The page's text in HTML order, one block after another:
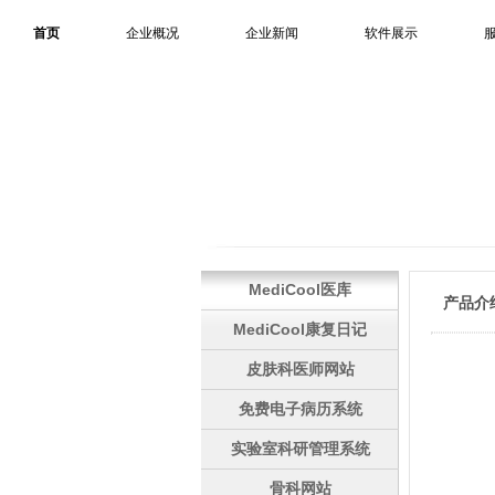
首页 企业概况 企业新闻 软件展示
MediCool医库
MediCool康复日记
皮肤科医师网站
免费电子病历系统
实验室科研管理系统
骨科网站
产品